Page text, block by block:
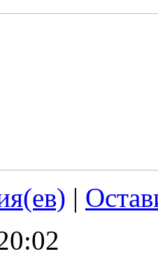
|